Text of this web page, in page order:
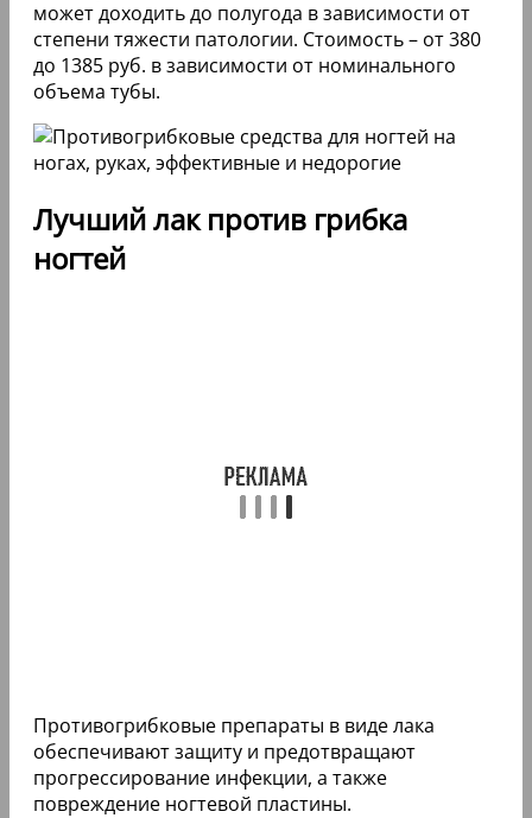
может доходить до полугода в зависимости от
степени тяжести патологии. Стоимость – от 380
до 1385 руб. в зависимости от номинального
объема тубы.
Лучший лак против грибка
ногтей
Противогрибковые препараты в виде лака
обеспечивают защиту и предотвращают
прогрессирование инфекции, а также
повреждение ногтевой пластины.